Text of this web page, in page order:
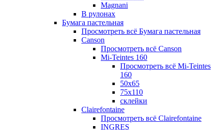
Magnani
В рулонах
Бумага пастельная
Просмотреть всё Бумага пастельная
Canson
Просмотреть всё Canson
Mi-Teintes 160
Просмотреть всё Mi-Teintes
160
50х65
75х110
склейки
Clairefontaine
Просмотреть всё Clairefontaine
INGRES